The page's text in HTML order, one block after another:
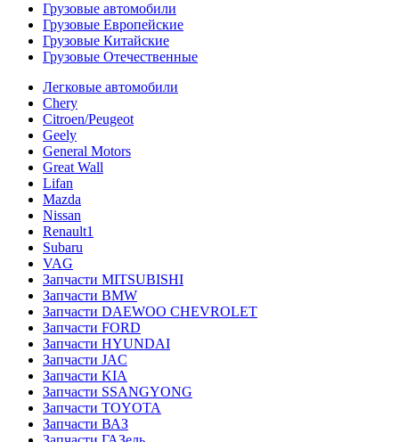
Грузовые автомобили
Грузовые Европейские
Грузовые Китайские
Грузовые Отечественные
Легковые автомобили
Chery
Citroen/Peugeot
Geely
General Motors
Great Wall
Lifan
Mazda
Nissan
Renault1
Subaru
VAG
Запчасти MITSUBISHI
Запчасти BMW
Запчасти DAEWOO CHEVROLET
Запчасти FORD
Запчасти HYUNDAI
Запчасти JAC
Запчасти KIA
Запчасти SSANGYONG
Запчасти TOYOTA
Запчасти ВАЗ